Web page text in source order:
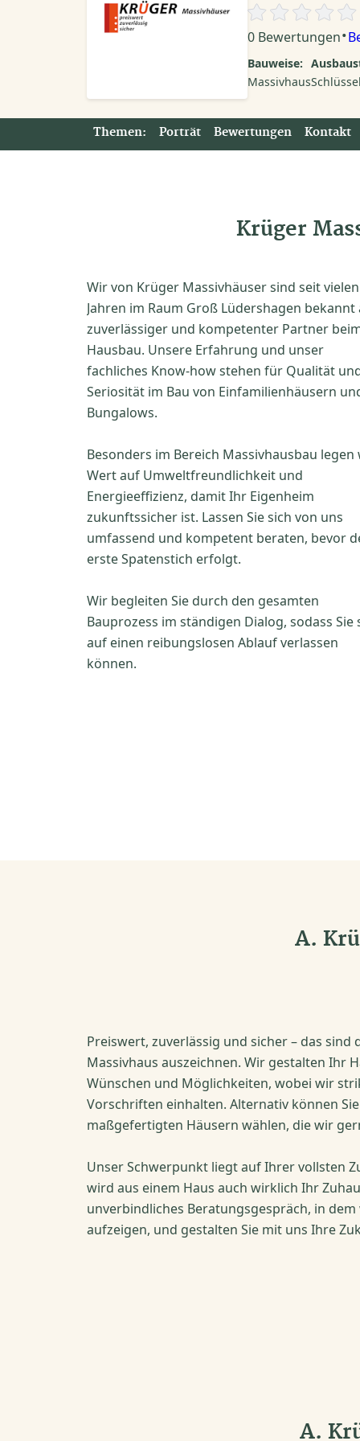
0 Bewertungen·
Bauweise:
Massivhaus
Themen: Porträt Bewertungen Kontakt
Krüger
Wir von Krüger Massivhäuser sind seit vielen
Jahren im Raum Groß Lüdershagen bekannt
zuverlässiger und kompetenter Partner
Hausbau. Unsere Erfahrung und unser
fachliches Know-how stehen für Qualität
Seriosität im Bau von Einfamilienhäusern
Bungalows.
Besonders im Bereich Massivhausbau legen
Wert auf Umweltfreundlichkeit und
Energieeffizienz, damit Ihr Eigenheim
zukunftssicher ist. Lassen Sie sich von uns
umfassend und kompetent beraten, bevor
erste Spatenstich erfolgt.
Wir begleiten Sie durch den gesamten
Bauprozess im ständigen Dialog, sodass Sie
auf einen reibungslosen Ablauf verlassen
können.
A.
Preiswert, zuverlässig und sicher – das sind
Massivhaus auszeichnen. Wir gestalten Ihr
Wünschen und Möglichkeiten, wobei wir
Vorschriften einhalten. Alternativ können
maßgefertigten Häusern wählen, die wir
Unser Schwerpunkt liegt auf Ihrer vollsten
wird aus einem Haus auch wirklich Ihr
unverbindliches Beratungsgespräch, in
aufzeigen, und gestalten Sie mit uns Ihre
A.